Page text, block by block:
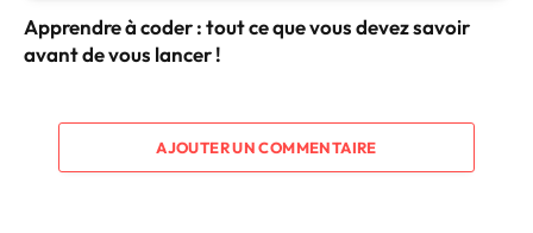
Apprendre à coder : tout ce que vous devez savoir
avant de vous lancer !
AJOUTER UN COMMENTAIRE